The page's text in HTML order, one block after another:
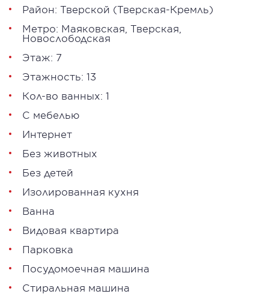
Район: Тверской (Тверская-Кремль)
Метро: Маяковская Тверская
Новослободская
Этаж: 7
Этажность: 13
Кол-во ванных: 1
С мебелью
Интернет
Без животных
Без детей
Изолированная кухня
Ванна
Видовая квартира
Парковка
Посудомоечная машина
Стиральная машина